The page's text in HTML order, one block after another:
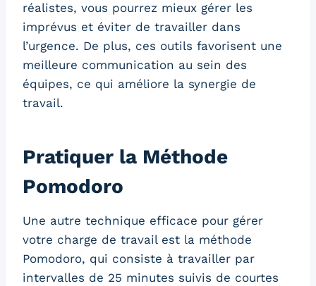
réalistes, vous pourrez mieux gérer les
imprévus et éviter de travailler dans
l’urgence. De plus, ces outils favorisent une
meilleure communication au sein des
équipes, ce qui améliore la synergie de
travail.
Pratiquer la Méthode
Pomodoro
Une autre technique efficace pour gérer
votre charge de travail est la méthode
Pomodoro, qui consiste à travailler par
intervalles de 25 minutes suivis de courtes